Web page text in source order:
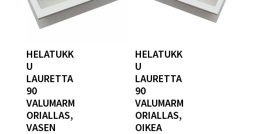
HELATUKK
U
LAURETTA
90
VALUMARM
ORIALLAS,
VASEN
HELATUKK
U
LAURETTA
90
VALUMARM
ORIALLAS,
OIKEA